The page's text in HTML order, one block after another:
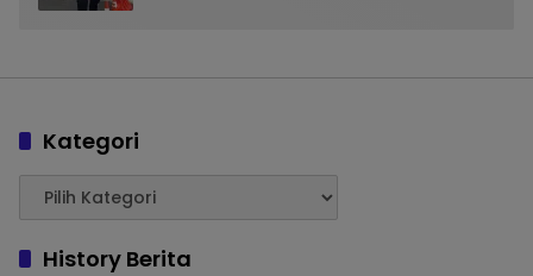
Kategori
History Berita